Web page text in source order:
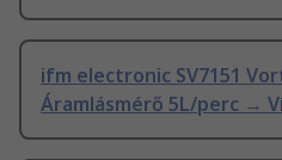
ifm electronic SV7151
Áramlásmérő 5L/perc →